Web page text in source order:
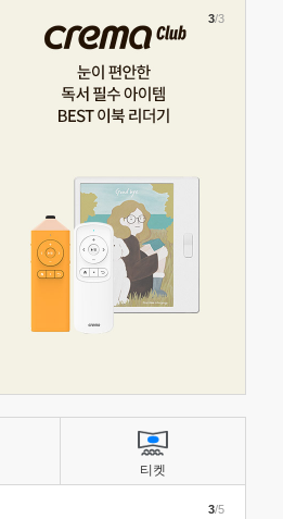
3/3
3/5
티켓